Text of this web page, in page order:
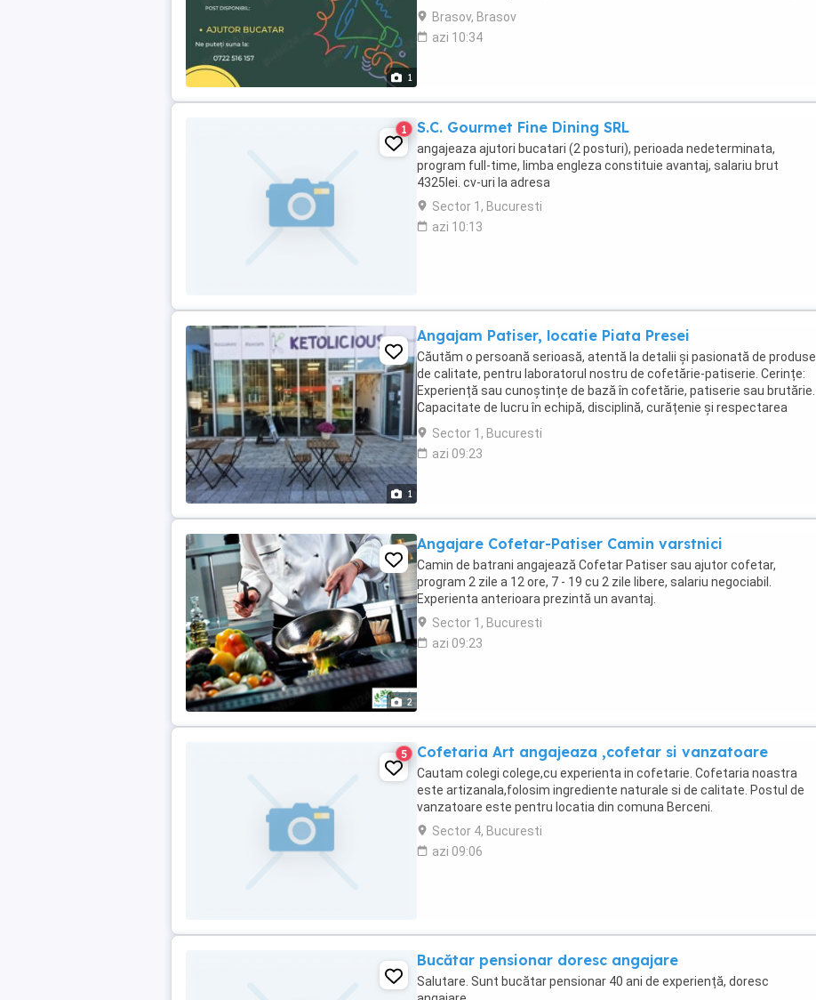
1
Atitudine pozitivă ...
Brasov, Brasov
azi 10:34
1 S.C. Gourmet Fine Dining SRL
angajeaza ajutori bucatari (2 posturi), perioada nedeterminata,
program full-time, limba engleza constituie avantaj, salariu brut
4325lei. cv-uri la adresa
Sector 1, Bucuresti
azi 10:13
1
Angajam Patiser, locatie Piata Presei
Căutăm o persoană serioasă, atentă la detalii și pasionată de produse
de calitate, pentru laboratorul nostru de cofetărie-patiserie. Cerințe:
Experiență sau cunoștințe de bază în cofetărie, patiserie sau brutărie.
Capacitate de lucru în echipă, disciplină, curățenie și respectarea
rețetarelor. Atenție ...
Sector 1, Bucuresti
azi 09:23
2
Angajare Cofetar-Patiser Camin varstnici
Camin de batrani angajează Cofetar Patiser sau ajutor cofetar,
program 2 zile a 12 ore, 7 - 19 cu 2 zile libere, salariu negociabil.
Experienta anterioara prezintă un avantaj.
Sector 1, Bucuresti
azi 09:23
5 Cofetaria Art angajeaza ,cofetar si vanzatoare
Cautam colegi colege,cu experienta in cofetarie. Cofetaria noastra
este artizanala,folosim ingrediente naturale si de calitate. Postul de
vanzatoare este pentru locatia din comuna Berceni.
Sector 4, Bucuresti
azi 09:06
Bucătar pensionar doresc angajare
Salutare. Sunt bucătar pensionar 40 ani de experiență, doresc